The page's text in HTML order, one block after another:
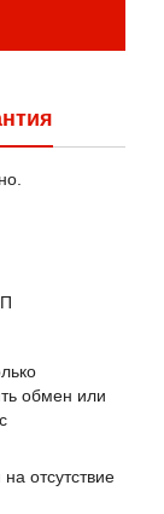
обмен или
отсутствие